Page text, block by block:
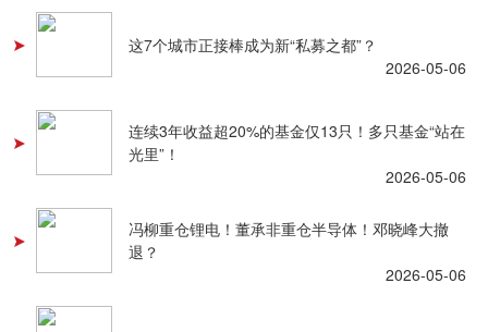
这7个城市正接棒成为新“私募之都”？
2026-05-06
连续3年收益超20%的基金仅13只！多只基金“站在
光里”！
2026-05-06
冯柳重仓锂电！董承非重仓半导体！邓晓峰大撤
退？
2026-05-06